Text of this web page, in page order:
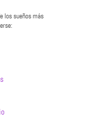
los sueños más